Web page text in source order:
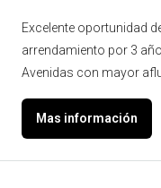
Excelente oportunidad
arrendamiento por 3
Avenidas con mayor